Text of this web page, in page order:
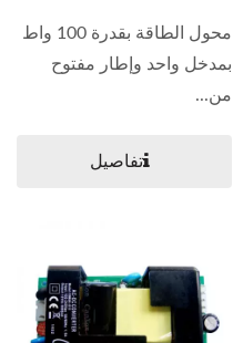
محول الطاقة بقدرة 100 واط
بمدخل واحد وإطار مفتوح
من...
تفاصيل